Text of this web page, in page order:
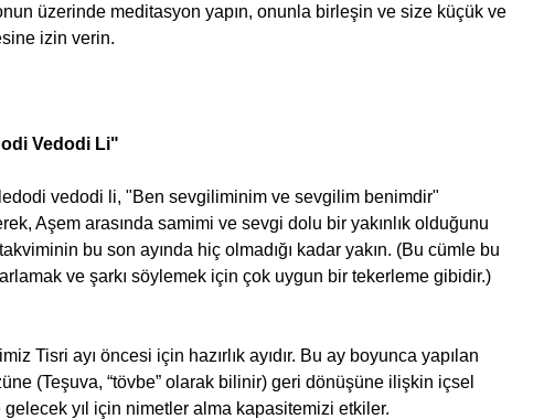
üzerinde meditasyon yapın, onunla birleşin ve size küçük ve
izin verin.
Vedodi Li"
Aşem arasında samimi ve sevgi dolu bir yakınlık olduğunu
bu son ayında hiç olmadığı kadar yakın. (Bu cümle bu
ve şarkı söylemek için çok uygun bir tekerleme gibidir.)
(Teşuva, “tövbe” olarak bilinir) geri dönüşüne ilişkin içsel
yıl için nimetler alma kapasitemizi etkiler.